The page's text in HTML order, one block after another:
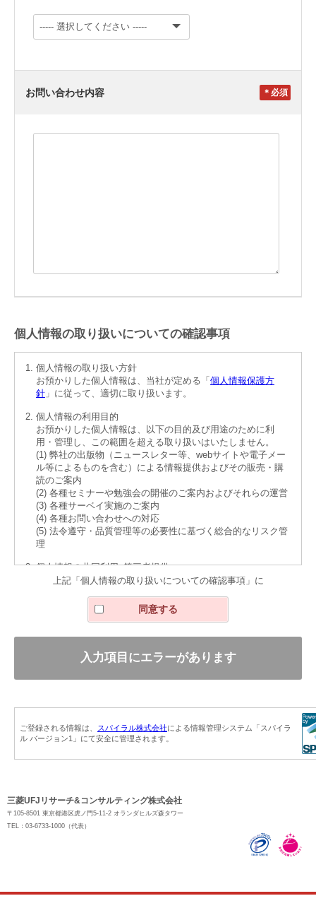
お問い合わせ内容 ＊
個人情報の取り扱いについての確認事項
個人情報の取り扱い方針
お預かりした個人情報は、当社が定める「 個人情報保護方
針 」に従って、適切に取り扱います。
個人情報の利用目的
お預かりした個人情報は、以下の目的及び用途のために利
用・管理し、この範囲を超える取り扱いはいたしません。
(1) 弊社の出版物（ニュースレター等、webサイトや電子メー
ル等によるものを含む）による情報提供およびその販売・購
読のご案内
(2) 各種セミナーや勉強会の開催のご案内およびそれらの運営
(3) 各種サーベイ実施のご案内
(4) 各種お問い合わせへの対応
(5) 法令遵守・品質管理等の必要性に基づく総合的なリスク管
理
個人情報の共同利用･第三者提供
お預かりした個人情報の共同利用および第三者提供の予定は
個人情報の取り扱いの委託
その場合には、十分な個人情報保護水準を備える者を選定し
契約等によって保護水準を守るように定め、適切に取り扱い
ます。
または電話番号）、お問い合わせ内容は必ずご記入くださ
い。ご記入漏れがあると、回答をお送りできないことがあり
正・追加・削除、利用の停止・消去・第三者への提供の停
止、第三者提供記録の開示、または個人情報に関する苦情の
お申し出、その他の問い合わせにつきましては、下記 までご
三菱UFJリサーチ＆コンサルティング株式会社 TEL 03-
上記「個人情報の取り扱いについての確認事項」に
同意する
ご登録される情報は、 スパイラル株式会社による情報管理システム「スパイラ
ル バージョン1」にて安全に管理されます。
三菱UFJリサーチ&コンサルティング株式会社
〒105-8501 東京都港区虎ノ門5-11-2 オランダヒルズ森タワー
TEL：03-6733-1000（代表）